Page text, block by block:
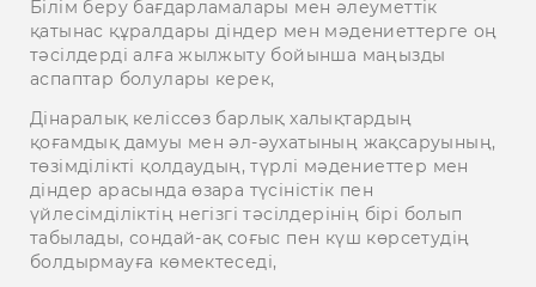
Білім беру бағдарламалары мен әлеуметтік
қатынас құралдары діндер мен мәдениеттерге оң
тәсілдерді алға жылжыту бойынша маңызды
аспаптар болулары керек,
Дінаралық келіссөз барлық халықтардың
қоғамдық дамуы мен әл-әухатының жақсаруының,
төзімділікті қолдаудың, түрлі мәдениеттер мен
діндер арасында өзара түсіністік пен
үйлесімділіктің негізгі тәсілдерінің бірі болып
табылады, сондай-ақ соғыс пен күш көрсетудің
болдырмауға көмектеседі,